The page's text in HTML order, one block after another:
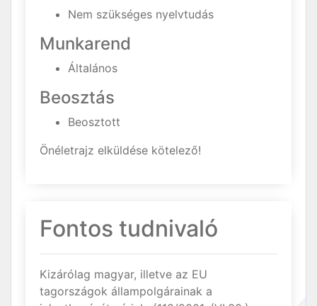
Nem szükséges nyelvtudás
Munkarend
Általános
Beosztás
Beosztott
Önéletrajz elküldése kötelező!
Fontos tudnivaló
Kizárólag magyar, illetve az EU
tagországok állampolgárainak a